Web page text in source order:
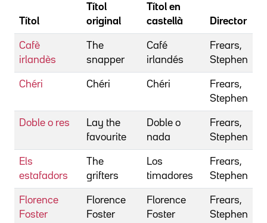
Títol
Títol
original
Títol en
castellà
Director
Cafè
irlandès
The
snapper
Café
irlandés
Frears,
Stephen
Chéri Chéri Chéri
Frears,
Stephen
Doble o res
Lay the
favourite
Doble o
nada
Frears,
Stephen
Els
estafadors
The
grifters
Los
timadores
Frears,
Stephen
Florence
Foster
Florence
Foster
Florence
Foster
Frears,
Stephen